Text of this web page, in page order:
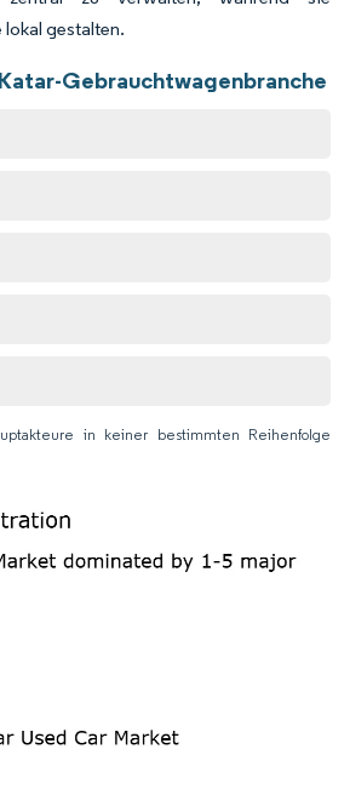
gestalten.
Gebrauchtwagenbranche
in keiner bestimmten Reihenfolge